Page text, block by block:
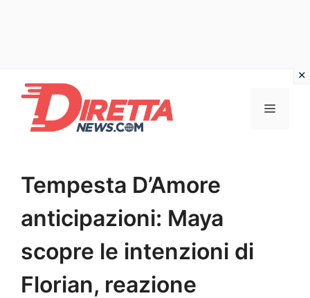
contenuto
Menu
Tempesta D’Amore
anticipazioni: Maya
scopre le intenzioni di
Florian, reazione